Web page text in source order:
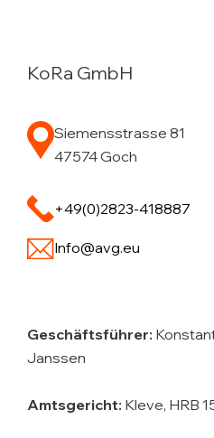
KoRa GmbH
Siemensstrasse 81
47574 Goch
+49(0)2823-418887
Info@avg.eu
Geschäftsführer:
Janssen
Amtsgericht: Kleve, HRB